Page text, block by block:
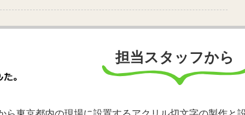
担当スタッフから